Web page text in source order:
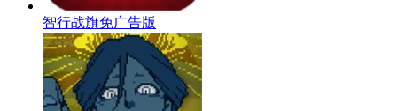
智行战旗免广告版